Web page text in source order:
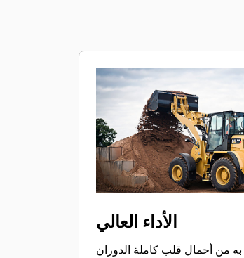
الأداء العالي
من أحمال قلب كاملة الدوران